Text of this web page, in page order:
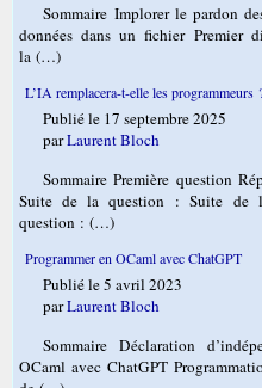
Sommaire Implorer le pardon
données dans un fichier Premier
la (…)
L’IA remplacera-t-elle les programmeurs
Publié le 17 septembre 2025
parLaurent Bloch
Sommaire Première question
Suite de la question : Suite de
question : (…)
Programmer en OCaml avec ChatGPT
Publié le 5 avril 2023
parLaurent Bloch
Sommaire Déclaration
OCaml avec ChatGPT